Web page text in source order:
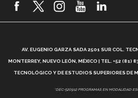
2026! (video)
¿Cómo es el Modelo
Vida Tec: Feminismo e
AV. EUGENIO GARZA SADA 2501 SUR COL.
MONTERREY, NUEVO LEÓN, MÉXICO | TEL. +52
TECNOLÓGICO Y DE ESTUDIOS SUPERIORES DE
*DEC-520912 PROGRAMAS EN MODALIDAD